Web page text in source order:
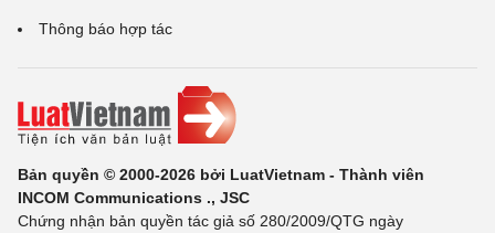
Thông báo hợp tác
Bản quyền © 2000-2026 bởi LuatVietnam - Thành viên
INCOM Communications ., JSC
Chứng nhận bản quyền tác giả số 280/2009/QTG ngày